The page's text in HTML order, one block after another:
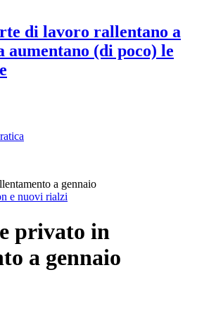
di lavoro rallentano a
aumentano (di poco) le
a gennaio
e nuovi rialzi
privato in
a gennaio